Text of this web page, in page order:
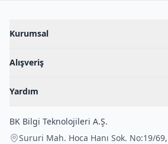
Kurumsal
Blog
İç Giyim Rehberi
Alışveriş
Fantazi İç Giyim
Çocuk İç Giyim
Yardım
İade Politikası
BK Bilgi Teknolojileri A.Ş.
Sururi Mah. Hoca Hanı Sok. No:19/69,